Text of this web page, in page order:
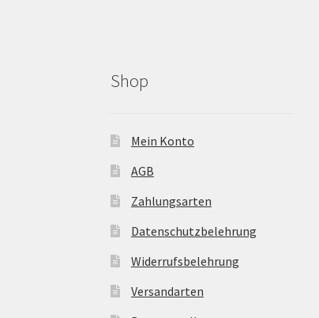
Shop
Mein Konto
AGB
Zahlungsarten
Datenschutzbelehrung
Widerrufsbelehrung
Versandarten